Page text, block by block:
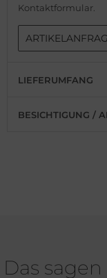
Kontaktformular.
LIEFERUMFANG
BESICHTIGUNG /
Das